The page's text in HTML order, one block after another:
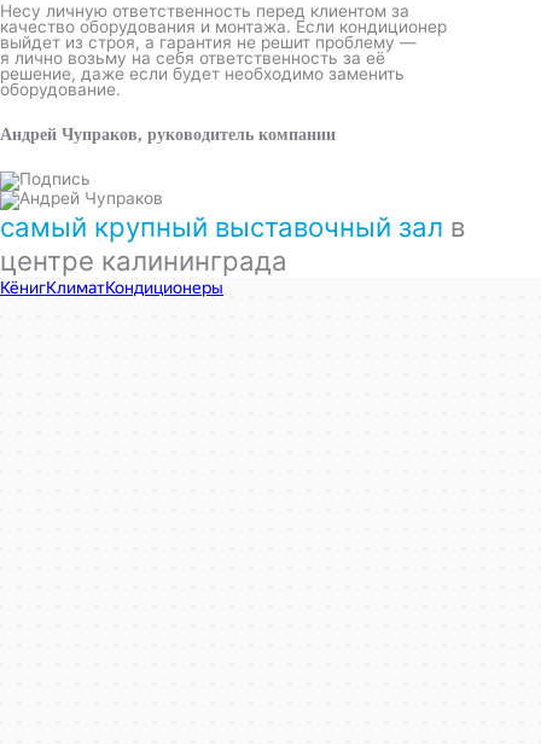
Несу личную ответственность перед клиентом за
качество оборудования и монтажа. Если кондиционер
выйдет из строя, а гарантия не решит проблему —
я лично возьму на себя ответственность за её
решение, даже если будет необходимо заменить
оборудование.
Андрей Чупраков, руководитель компании
самый крупный выставочный зал в
центре калининграда
КёнигКлимат
Кондиционеры в Калининграде